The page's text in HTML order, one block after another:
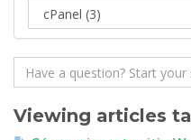
Viewing articles